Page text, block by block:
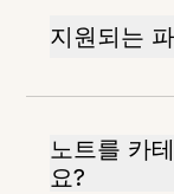
지원되는
노트를 카
요?